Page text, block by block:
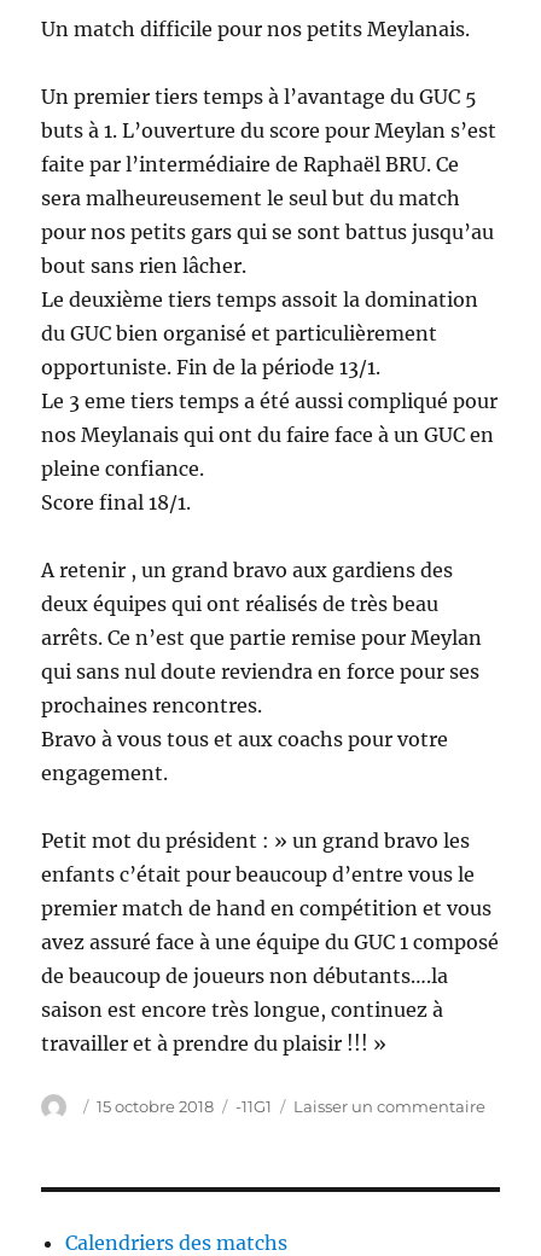
Un match difficile pour nos petits Meylanais.
Un premier tiers temps à l’avantage du GUC 5
buts à 1. L’ouverture du score pour Meylan s’est
faite par l’intermédiaire de Raphaël BRU. Ce
sera malheureusement le seul but du match
pour nos petits gars qui se sont battus jusqu’au
bout sans rien lâcher.
Le deuxième tiers temps assoit la domination
du GUC bien organisé et particulièrement
opportuniste. Fin de la période 13/1.
Le 3 eme tiers temps a été aussi compliqué pour
nos Meylanais qui ont du faire face à un GUC en
pleine confiance.
Score final 18/1.
A retenir , un grand bravo aux gardiens des
deux équipes qui ont réalisés de très beau
arrêts. Ce n’est que partie remise pour Meylan
qui sans nul doute reviendra en force pour ses
prochaines rencontres.
Bravo à vous tous et aux coachs pour votre
engagement.
Petit mot du président : » un grand bravo les
enfants c’était pour beaucoup d’entre vous le
premier match de hand en compétition et vous
avez assuré face à une équipe du GUC 1 composé
de beaucoup de joueurs non débutants….la
saison est encore très longue, continuez à
travailler et à prendre du plaisir !!! »
Auteur
Publié
15 octobre 2018 Catégories
-11G1 Laisser un commentairesur
Calendriers des matchs